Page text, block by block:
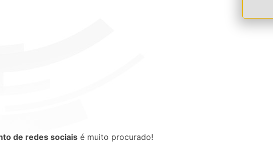
de redes sociais é muito procurado!